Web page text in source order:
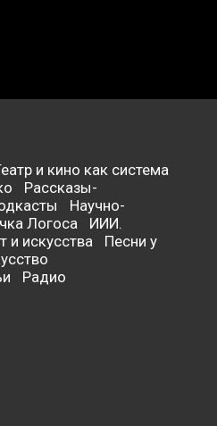
и кино как система
Рассказы-
Научно-
Логоса
ИИИ.
и искусства
Песни у
Радио